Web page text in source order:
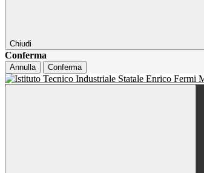
Chiudi
Conferma
Annulla Conferma